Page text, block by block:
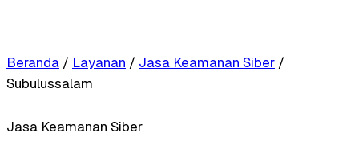
Beranda / Layanan / Jasa Keamanan Siber /
Subulussalam
Jasa Keamanan Siber